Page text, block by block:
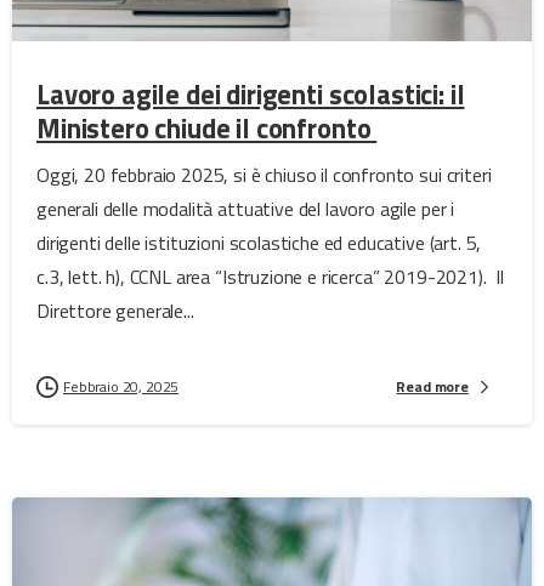
Lavoro agile dei dirigenti scolastici: il
Ministero chiude il confronto
Oggi, 20 febbraio 2025, si è chiuso il confronto sui criteri
generali delle modalità attuative del lavoro agile per i
dirigenti delle istituzioni scolastiche ed educative (art. 5,
c.3, lett. h), CCNL area “Istruzione e ricerca” 2019-2021). Il
Direttore generale...
Febbraio 20, 2025 Read more